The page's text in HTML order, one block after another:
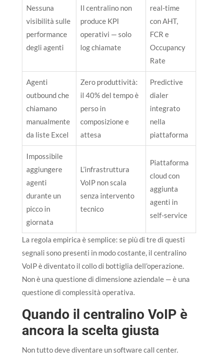
Nessuna
visibilità sulle
performance
degli agenti
Il centralino non
produce KPI
operativi — solo
log chiamate
real-time
con AHT,
FCR e
Occupancy
Rate
Agenti
outbound che
chiamano
manualmente
da liste Excel
Zero produttività:
il 40% del tempo è
perso in
composizione e
attesa
Predictive
dialer
integrato
nella
piattaforma
Impossibile
aggiungere
agenti
durante un
picco in
giornata
L’infrastruttura
VoIP non scala
senza intervento
tecnico
Piattaforma
cloud con
aggiunta
agenti in
self-service
La regola empirica è semplice: se più di tre di questi
segnali sono presenti in modo costante, il centralino
VoIP è diventato il collo di bottiglia dell’operazione.
Non è una questione di dimensione aziendale — è una
questione di complessità operativa.
Quando il centralino VoIP è
ancora la scelta giusta
Non tutto deve diventare un software call center.